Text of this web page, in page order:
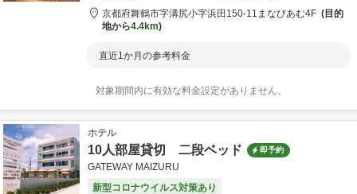
京都府舞鶴市字溝尻小字浜田150-11 まなびあむ4F
目的
地から4.4km
直近1か月の参考料金
対象期間内に有効な料金設定がありません。
ホテル
10人部屋貸切 二段ベッド 即予約
GATEWAY MAIZURU
新型コロナウイルス対策あり